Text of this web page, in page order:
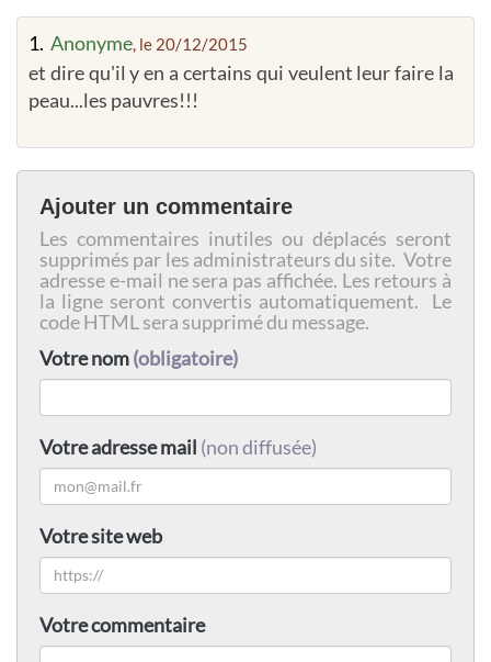
1. Anonyme , le 20/12/2015
et dire qu'il y en a certains qui veulent leur faire la
peau...les pauvres!!!
Ajouter un commentaire
Les commentaires inutiles ou déplacés seront
supprimés par les administrateurs du site. Votre
adresse e-mail ne sera pas affichée. Les retours à
la ligne seront convertis automatiquement. Le
code HTML sera supprimé du message.
Votre nom(obligatoire)
Votre adresse mail (non diffusée)
Votre site web
Votre commentaire